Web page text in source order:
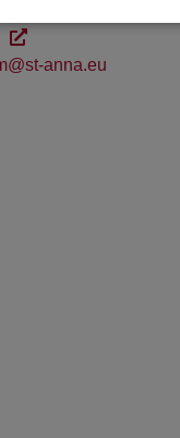
anna.eu